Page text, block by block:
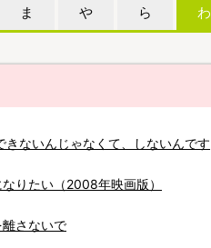
ま や ら わ
きないんじゃなくて、しないんです
りたい（2008年映画版）
さないで